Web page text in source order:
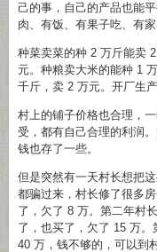
己的事，自己的产品也能
肉、有饭、有果子吃、有家
种菜卖菜的种 2 万斤能卖
元。种粮卖大米的能种 1
千斤，卖 2 万元。开厂生
村上的铺子价格也合理，
受，都有自己合理的利润
钱也存了一些。
但是突然有一天村长想把
都骗过来，村长修了很多
了，欠了 8 万。第二年村
了，也买了，欠了 15 万
40 万，钱不够的，可以到